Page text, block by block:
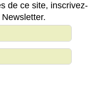
de ce site, inscrivez-